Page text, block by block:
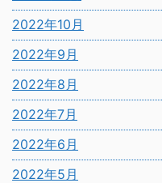
2022年10月
2022年9月
2022年8月
2022年7月
2022年6月
2022年5月